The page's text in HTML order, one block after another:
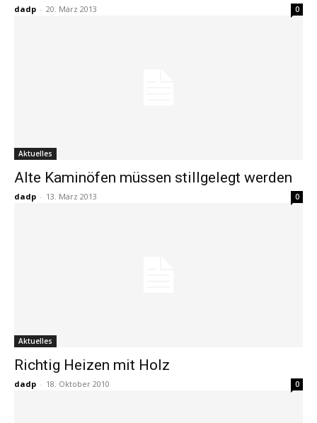
dadp - 20. März 2013 0
Aktuelles
Alte Kaminöfen müssen stillgelegt werden
dadp - 13. März 2013 0
Aktuelles
Richtig Heizen mit Holz
dadp - 18. Oktober 2010 0